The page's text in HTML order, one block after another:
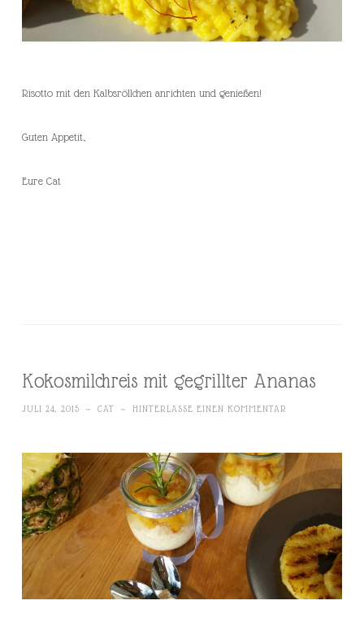
Risotto mit den Kalbsröllchen anrichten und genießen!
Guten Appetit,
Eure Cat
Kokosmilchreis mit gegrillter Ananas
JULI 24, 2015 ~ CAT ~ HINTERLASSE EINEN KOMMENTAR